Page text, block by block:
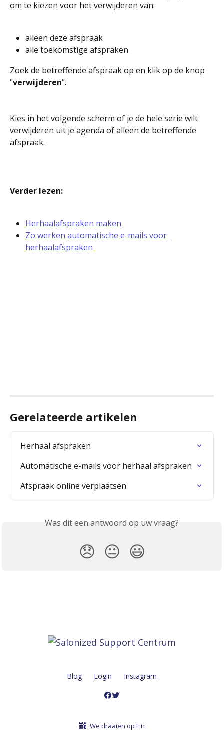
om te kiezen voor het verwijderen van:
alleen deze afspraak
alle toekomstige afspraken
Zoek de betreffende afspraak op en klik op de knop
"verwijderen".
Kies in het volgende scherm of je de hele serie wilt
verwijderen uit je agenda of alleen de betreffende
afspraak.
Verder lezen:
Herhaalafspraken maken
Zo werken automatische e-mails voor
herhaalafspraken
Gerelateerde artikelen
Herhaal afspraken
Automatische e-mails voor herhaal afspraken
Afspraak online verplaatsen
Was dit een antwoord op uw vraag?
😞 😐 😃
Blog Login Instagram
We draaien op Fin